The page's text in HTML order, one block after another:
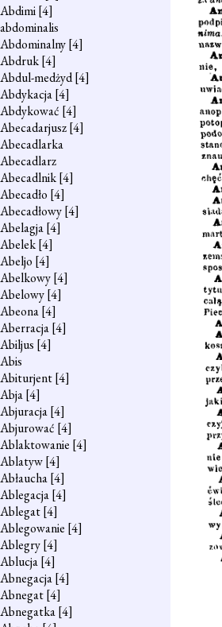
Abdimi[4]
abdominalis
Abdominalny[4]
Abdruk[4]
Abdul-medżyd[4]
Abdykacja[4]
Abdykować [4]
Abecadarjusz[4]
Abecadlarka
Abecadlarz
Abecadlnik[4]
Abecadło [4]
Abecadłowy[4]
Abelagja[4]
Abelek[4]
Abeljo [4]
Abelkowy[4]
Abelowy[4]
Abeona[4]
Aberracja[4]
Abiljus [4]
Abis
Abiturjent[4]
Abja[4]
Abjuracja[4]
Abjurować [4]
Ablaktowanie [4]
Ablatyw[4]
Abłaucha[4]
Ablegacja[4]
Ablegat[4]
Ablegowanie [4]
Ablegry[4]
Ablucja[4]
Abnegacja[4]
Abnegat[4]
Abnegatka[4]